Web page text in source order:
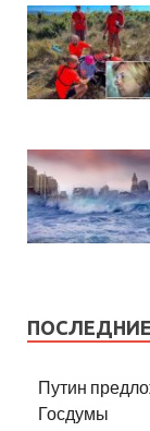
Путин
Госдумы